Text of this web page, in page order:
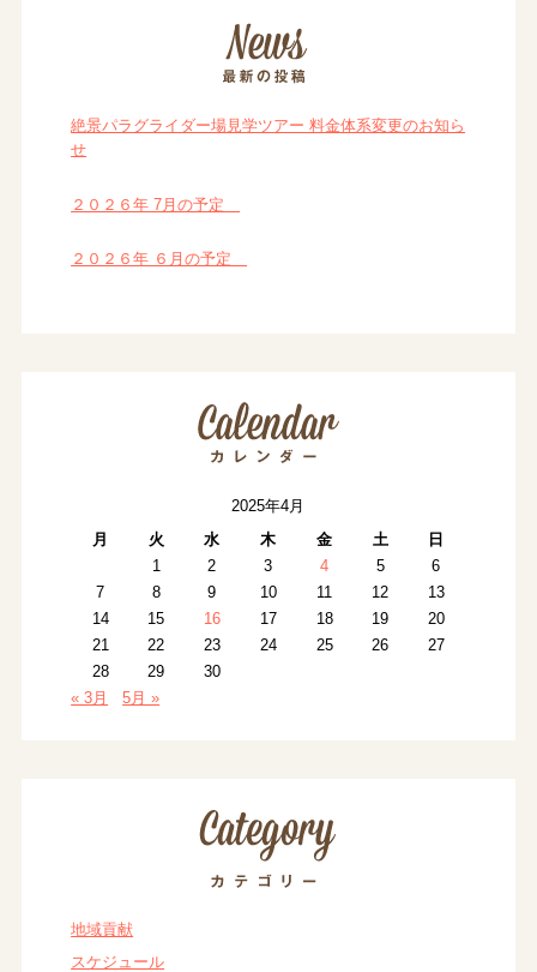
絶景パラグライダー場見学ツアー 料金体系変更のお知ら
せ
２０２６年 7月の予定
２０２６年 ６月の予定
2025年4月
月
火 水 木 金 土
日
1
2 3 4 5
6
7
8 9 10 11 12
13
14
15 16 17 18 19
20
21
22 23 24 25 26
27
28
29
30
« 3月
5月 »
地域貢献
スケジュール